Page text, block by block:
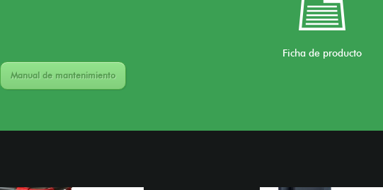
Ficha de producto
Manual de mantenimiento